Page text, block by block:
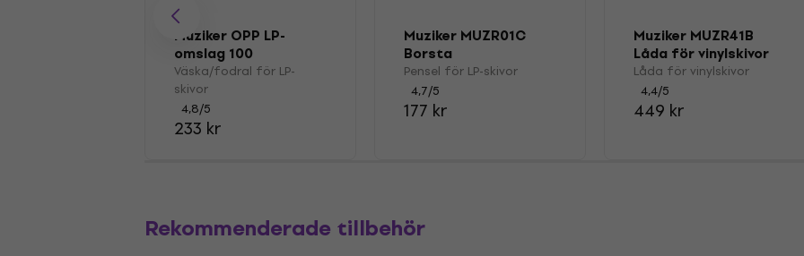
Muziker OPP LP-
omslag 100
Väska/fodral för LP-
skivor
4,8/5
233 kr
Muziker MUZR01C
Borsta
Pensel för LP-skivor
4,7/5
177 kr
Muziker MUZR41B
Låda för vinylskivor
Låda för vinylskivor
4,4/5
449 kr
Rekommenderade tillbehör